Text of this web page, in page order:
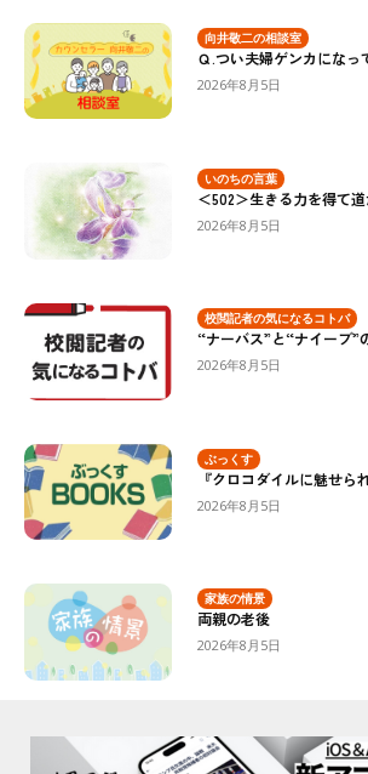
向井敬二の相談室
Ｑ.つい夫婦ゲンカになっ
2026年8月5日
いのちの言葉
＜502＞生きる力を得て
2026年8月5日
校閲記者の気になるコトバ
“ナーバス”と“ナイーブ”
2026年8月5日
ぶっくす
『クロコダイルに魅せら
2026年8月5日
家族の情景
両親の老後
2026年8月5日